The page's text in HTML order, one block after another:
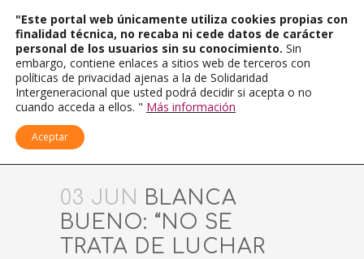
03 JUN BLANCA
BUENO: “NO SE
TRATA DE LUCHAR
"Este portal web únicamente utiliza cookies propias con
finalidad técnica, no recaba ni cede datos de carácter
personal de los usuarios sin su conocimiento. Sin
embargo, contiene enlaces a sitios web de terceros con
políticas de privacidad ajenas a la de Solidaridad
Intergeneracional que usted podrá decidir si acepta o no
cuando acceda a ellos. " Más información
Aceptar